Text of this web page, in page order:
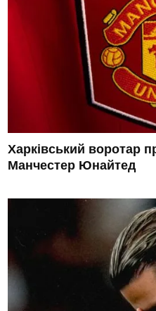
Харківський воротар
Манчестер Юнайтед